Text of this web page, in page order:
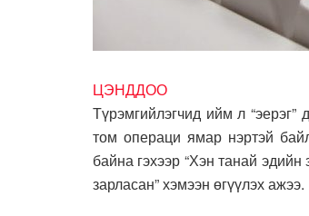
ЦЭНДДОО
Түрэмгийлэгчид ийм л “эерэг”
том операци ямар нэртэй
байна гэхээр “Хэн танай
зарласан” хэмээн өгүүлэх ажээ.